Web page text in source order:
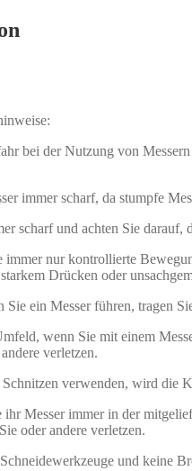
bei der Nutzung von
immer scharf, da stumpfe
scharf und achten Sie
immer nur kontrollierte
Drücken oder
Sie ein Messer führen, tragen
wenn Sie mit einem
verletzen.
Schnitzen verwenden, wird
Messer immer in der
oder andere verletzen.
und keine